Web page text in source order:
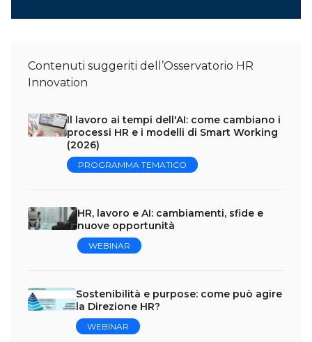
Contenuti suggeriti dell’Osservatorio HR
Innovation
Il lavoro ai tempi dell'AI: come cambiano i
processi HR e i modelli di Smart Working
(2026)
PROGRAMMA TEMATICO
HR, lavoro e AI: cambiamenti, sfide e
nuove opportunità
WEBINAR
Sostenibilità e purpose: come può agire
la Direzione HR?
WEBINAR